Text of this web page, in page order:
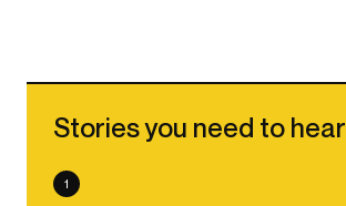
Stories you need to hear
1